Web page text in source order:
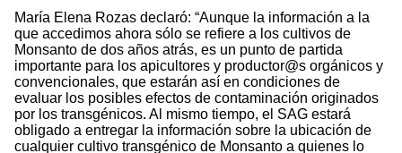
María Elena Rozas declaró: “Aunque la información a la
que accedimos ahora sólo se refiere a los cultivos de
Monsanto de dos años atrás, es un punto de partida
importante para los apicultores y productor@s orgánicos y
convencionales, que estarán así en condiciones de
evaluar los posibles efectos de contaminación originados
por los transgénicos. Al mismo tiempo, el SAG estará
obligado a entregar la información sobre la ubicación de
cualquier cultivo transgénico de Monsanto a quienes lo